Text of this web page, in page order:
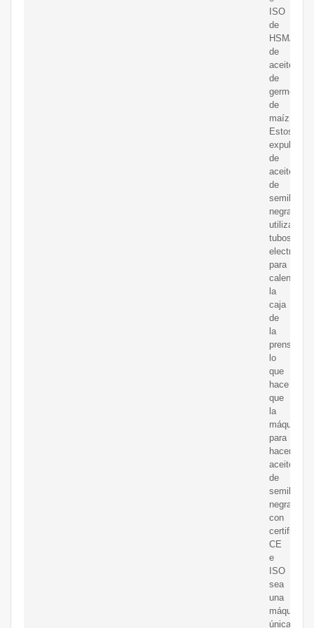
ISO
de
HSM/
de
aceite
de
germen
de
maíz.
Estos
expulsores
de
aceite
de
semilla
negra
utilizan
tubos
para
calentar
la
caja
de
la
prensa,
lo
que
hace
que
la
máquina
para
hacer
aceite
de
semilla
negra
con
CE
e
ISO
sea
una
máquina
única